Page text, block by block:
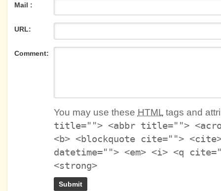
Mail :
URL:
Comment:
You may use these HTMLtags and
title=""> <abbr title="">
<b> <blockquote cite="">
datetime=""> <em> <i> <q
<strong>